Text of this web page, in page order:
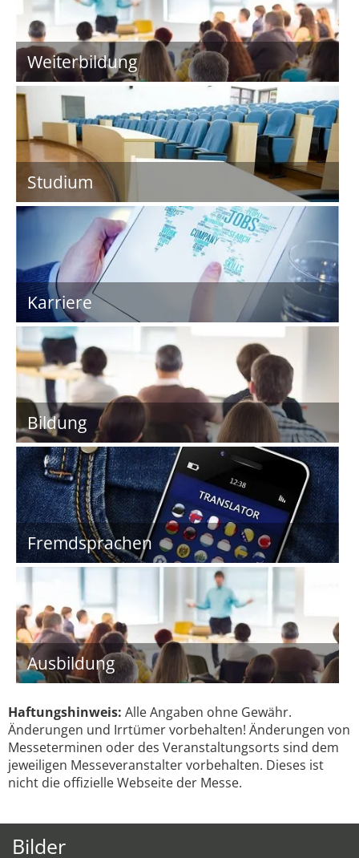
Weiterbildung
Studium
Karriere
Bildung
Fremdsprachen
Ausbildung
Haftungshinweis: Alle Angaben ohne Gewähr.
Änderungen und Irrtümer vorbehalten! Änderungen von
Messeterminen oder des Veranstaltungsorts sind dem
jeweiligen Messeveranstalter vorbehalten. Dieses ist
nicht die offizielle Webseite der Messe.
Bilder